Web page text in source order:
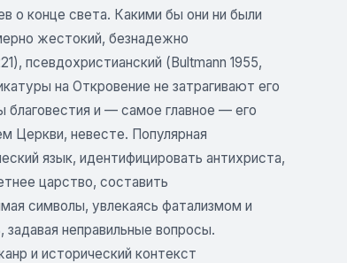
о конце света. Какими бы они ни были
жестокий, безнадежно
псевдохристианский (Bultmann 1955,
на Откровение не затрагивают его
и — самое главное — его
Церкви, невесте. Популярная
язык, идентифицировать антихриста,
царство, составить
символы, увлекаясь фатализмом и
неправильные вопросы.
и исторический контекст